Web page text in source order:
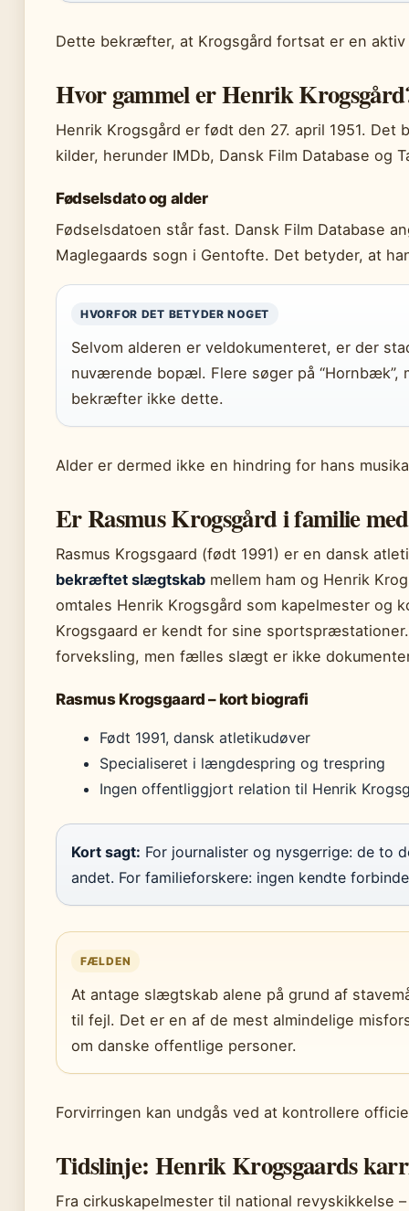
Dette bekræfter, at Krogsgård fortsat er en aktiv
Hvor gammel er Henrik
Henrik Krogsgård er født den 27. april 1951.
kilder, herunder IMDb, Dansk Film Database og
Fødselsdato og alder
Fødselsdatoen står fast. Dansk Film Database
Maglegaards sogn i Gentofte. Det betyder, at
HVORFOR DET BETYDER NOGET
Selvom alderen er veldokumenteret, er der
nuværende bopæl. Flere søger på “Hornbæk”,
bekræfter ikke dette.
Alder er dermed ikke en hindring for hans
Er Rasmus Krogsgård i familie
Rasmus Krogsgaard (født 1991) er en dansk
bekræftet slægtskab mellem ham og Henrik
omtales Henrik Krogsgård som kapelmester og
Krogsgaard er kendt for sine
forveksling, men fælles slægt er ikke
Rasmus Krogsgaard – kort biografi
Født 1991, dansk atletikudøver
Specialiseret i længdespring og trespring
Ingen offentliggjort relation til Henrik
Kort sagt: For journalister og nysgerrige: de to
andet. For familieforskere: ingen kendte
FÆLDEN
At antage slægtskab alene på grund af
til fejl. Det er en af de mest almindelige
om danske offentlige personer.
Forvirringen kan undgås ved at kontrollere
Tidslinje: Henrik Krogsgaards
Fra cirkuskapelmester til national revyskikkelse